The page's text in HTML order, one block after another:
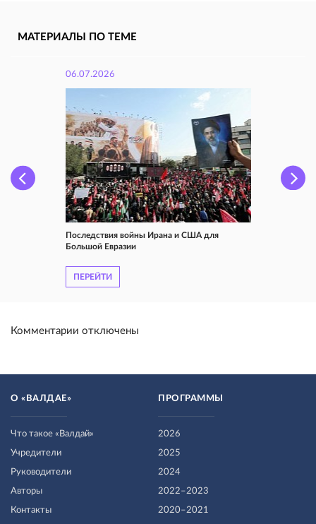
МАТЕРИАЛЫ ПО ТЕМЕ
06.07.2026
Последствия войны Ирана и США для
Большой Евразии
ПЕРЕЙТИ
Комментарии отключены
О «ВАЛДАЕ»
Что такое «Валдай»
Учредители
Руководители
Авторы
Контакты
ПРОГРАММЫ
2026
2025
2024
2022–2023
2020–2021